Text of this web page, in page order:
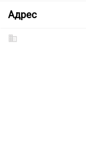
АдресЭвакуатор